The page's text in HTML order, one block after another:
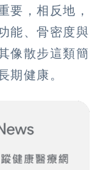
要，相反地，
能、骨密度與
像散步這類簡
期健康。